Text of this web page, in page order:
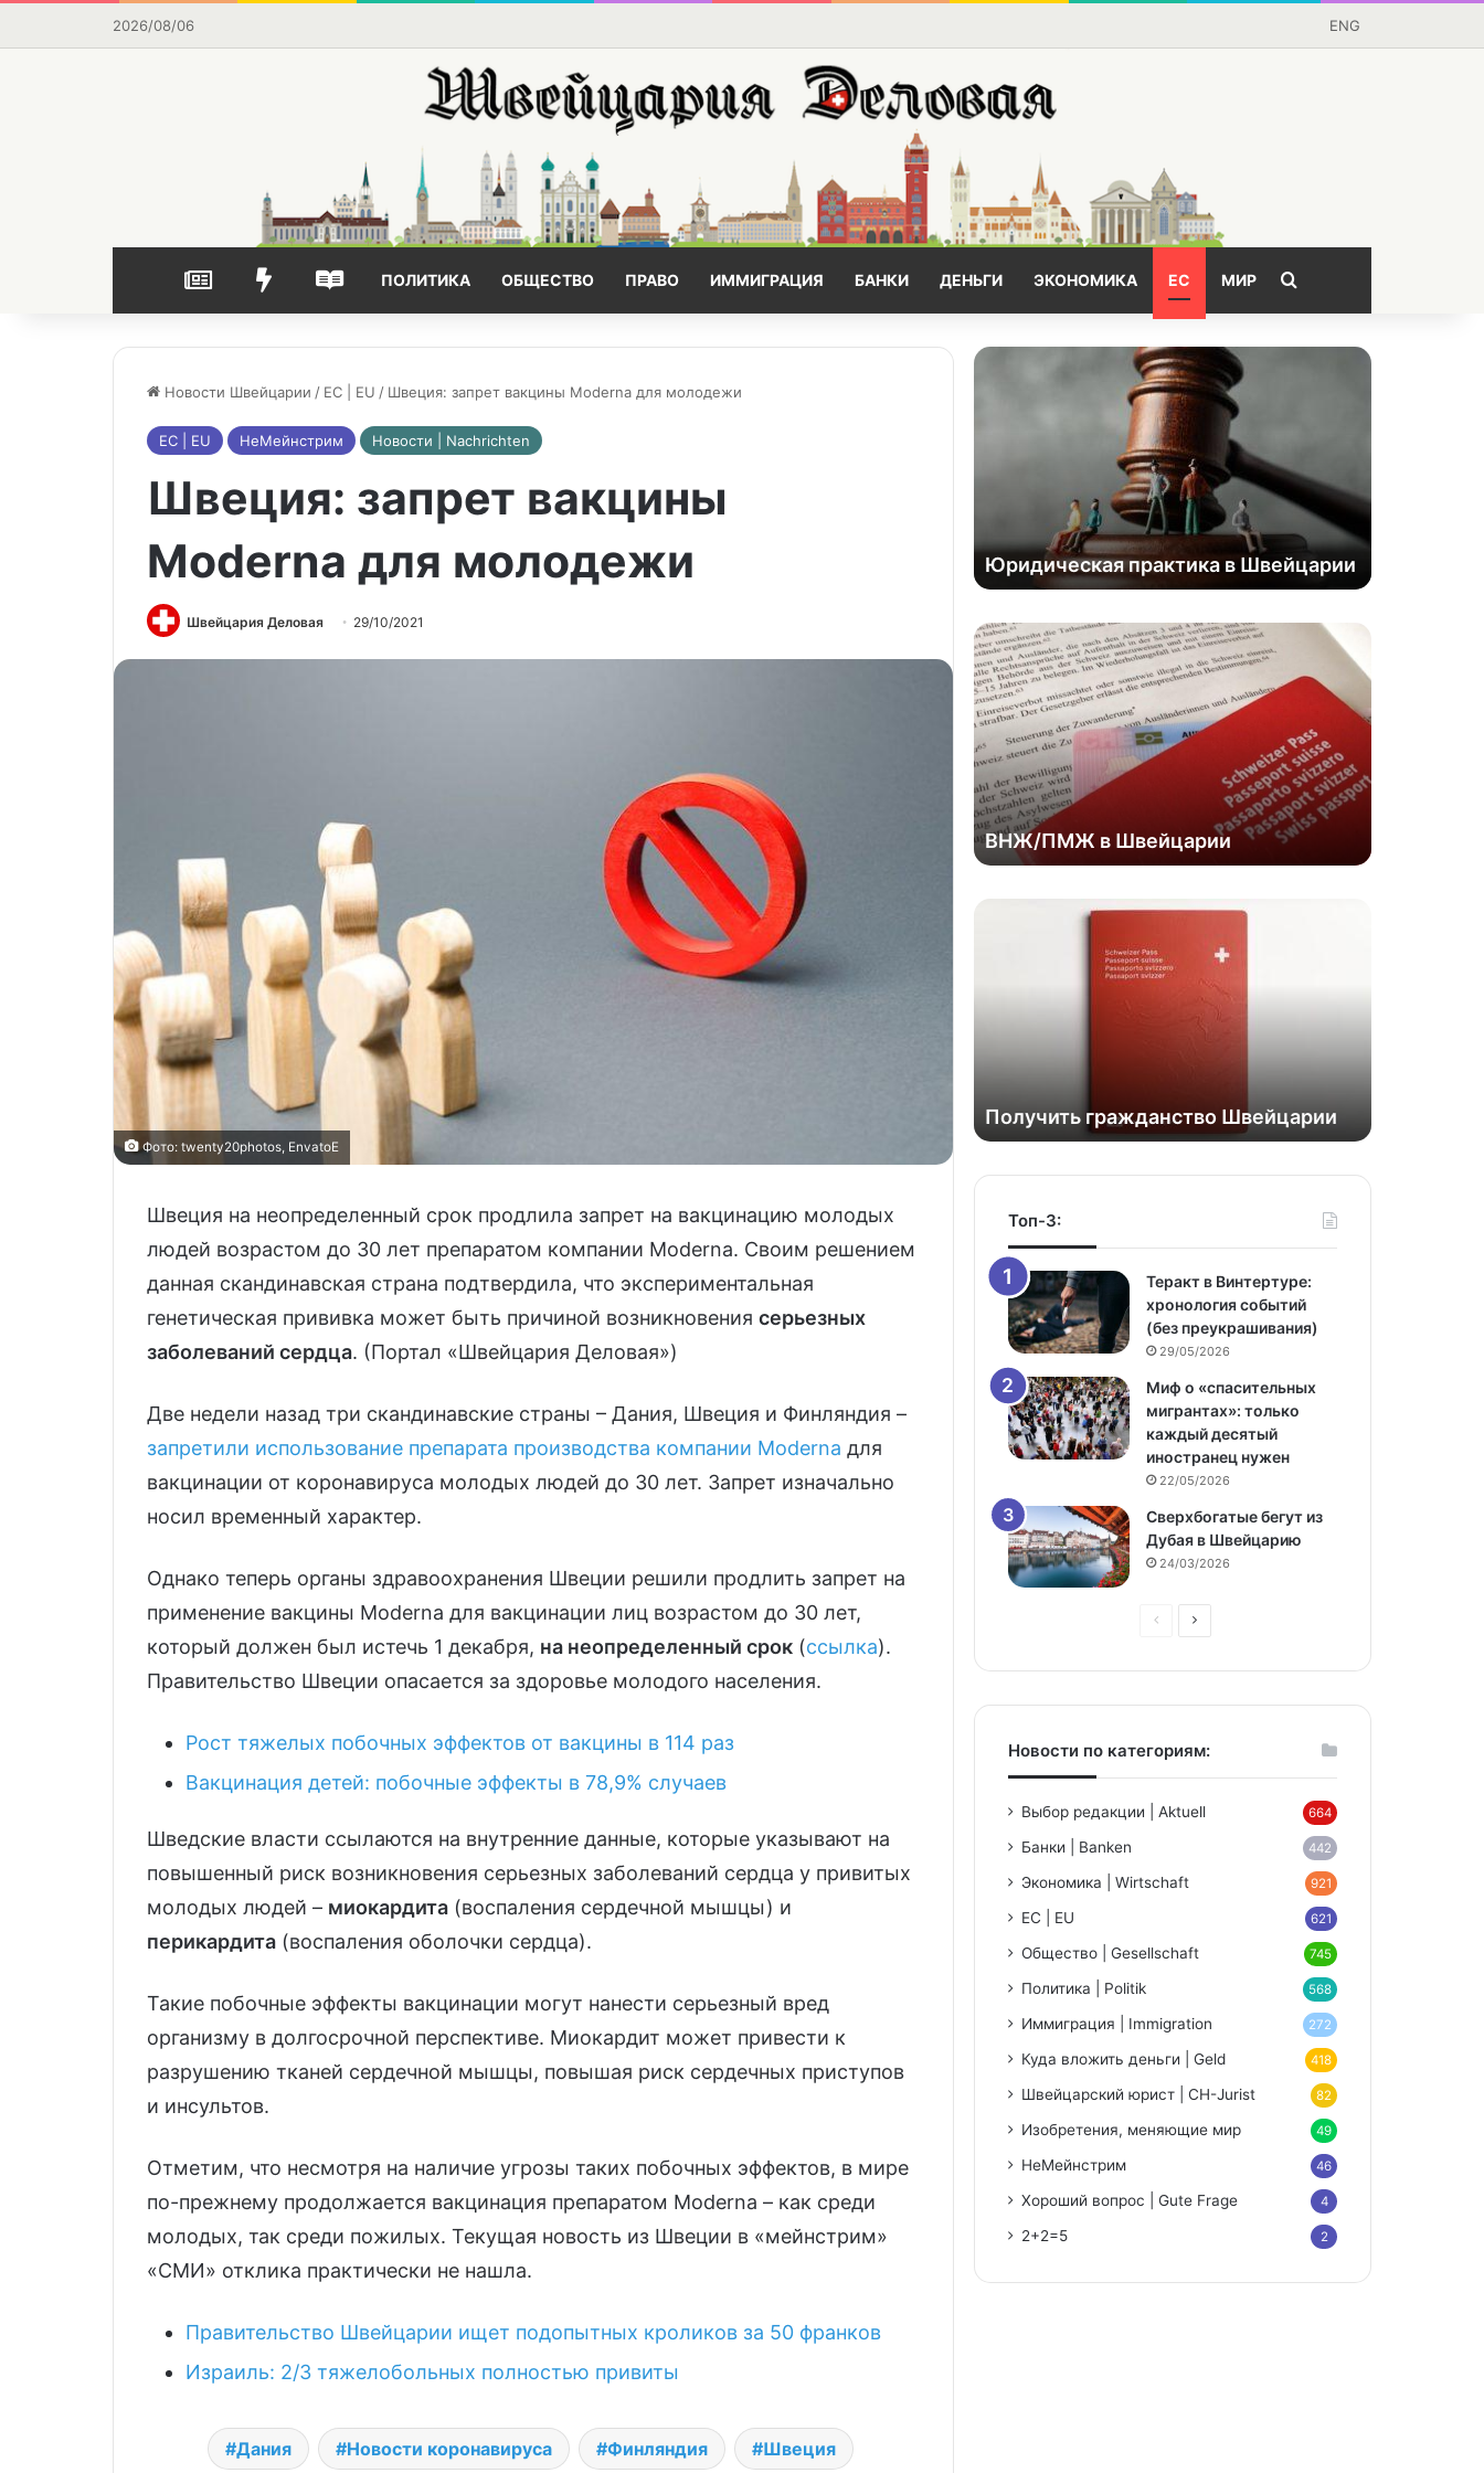
2026/08/06 ENG
НОВОСТИВЫБОР РЕДАКЦИИЧАСТО ЧИТАЕМОЕ
ПОЛИТИКА ОБЩЕСТВО ПРАВО ИММИГРАЦИЯ БАНКИ ДЕНЬГИ ЭКОНОМИКА ЕС МИР Поищем?
Новости Швейцарии / ЕС | EU / Швеция: запрет вакцины Moderna для молодежи
ЕС | EU НеМейнстрим Новости | Nachrichten
Швеция: запрет вакцины
Moderna для молодежи
Швейцария Деловая 29/10/2021
Фото: twenty20photos, EnvatoE
Швеция на неопределенный срок продлила запрет на вакцинацию молодых
людей возрастом до 30 лет препаратом компании Moderna. Своим решением
данная скандинавская страна подтвердила, что экспериментальная
генетическая прививка может быть причиной возникновения серьезных
заболеваний сердца. (Портал «Швейцария Деловая»)
Две недели назад три скандинавские страны – Дания, Швеция и Финляндия –
запретили использование препарата производства компании Moderna для
вакцинации от коронавируса молодых людей до 30 лет. Запрет изначально
носил временный характер.
Однако теперь органы здравоохранения Швеции решили продлить запрет на
применение вакцины Moderna для вакцинации лиц возрастом до 30 лет,
который должен был истечь 1 декабря, на неопределенный срок (ссылка).
Правительство Швеции опасается за здоровье молодого населения.
Рост тяжелых побочных эффектов от вакцины в 114 раз
Вакцинация детей: побочные эффекты в 78,9% случаев
Шведские власти ссылаются на внутренние данные, которые указывают на
повышенный риск возникновения серьезных заболеваний сердца у привитых
молодых людей – миокардита (воспаления сердечной мышцы) и
перикардита (воспаления оболочки сердца).
Такие побочные эффекты вакцинации могут нанести серьезный вред
организму в долгосрочной перспективе. Миокардит может привести к
разрушению тканей сердечной мышцы, повышая риск сердечных приступов
и инсультов.
Отметим, что несмотря на наличие угрозы таких побочных эффектов, в мире
по-прежнему продолжается вакцинация препаратом Moderna – как среди
молодых, так среди пожилых. Текущая новость из Швеции в «мейнстрим»
«СМИ» отклика практически не нашла.
Правительство Швейцарии ищет подопытных кроликов за 50 франков
Израиль: 2/3 тяжелобольных полностью привиты
Дания Новости коронавируса Финляндия Швеция
Юридическая практика в Швейцарии
ВНЖ/ПМЖ в Швейцарии
Получить гражданство Швейцарии
Топ-3:
Теракт в Винтертуре:
хронология событий
(без преукрашивания)
29/05/2026
Миф о «спасительных
мигрантах»: только
каждый десятый
иностранец нужен
22/05/2026
Сверхбогатые бегут из
Дубая в Швейцарию
24/03/2026
Предыдущая
Следующая
Новости по категориям:
Выбор редакции | Aktuell 664
Банки | Banken 442
Экономика | Wirtschaft 921
ЕС | EU 621
Общество | Gesellschaft 745
Политика | Politik 568
Иммиграция | Immigration 272
Куда вложить деньги | Geld 418
Швейцарский юрист | CH-Jurist 82
Изобретения, меняющие мир 49
НеМейнстрим 46
Хороший вопрос | Gute Frage 4
2+2=5 2